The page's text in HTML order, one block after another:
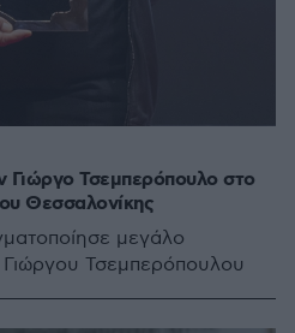
Τσεμπερόπουλο στο
Θεσσαλονίκης
μεγάλο
Τσεμπερόπουλου